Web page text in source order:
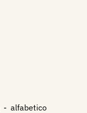
- alfabetico